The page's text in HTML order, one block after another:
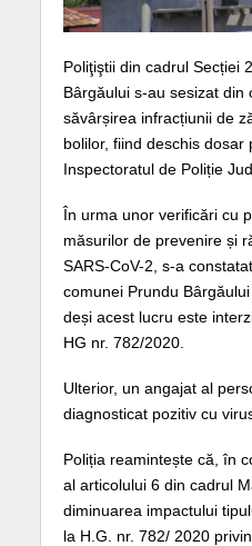
Poliţiştii din cadrul Secției
Bârgăului s-au sesizat din
săvârșirea infracțiunii de
bolilor, fiind deschis dosar
Inspectoratul de Poliție
În urma unor verificări cu
măsurilor de prevenire și
SARS-CoV-2, s-a
comunei Prundu
deși acest lucru este
HG nr. 782/2020.
Ulterior, un angajat al
diagnosticat pozitiv cu
Poliția reamintește că, în
al articolului 6 din cadrul
diminuarea impactului
la H.G. nr. 782/ 2020